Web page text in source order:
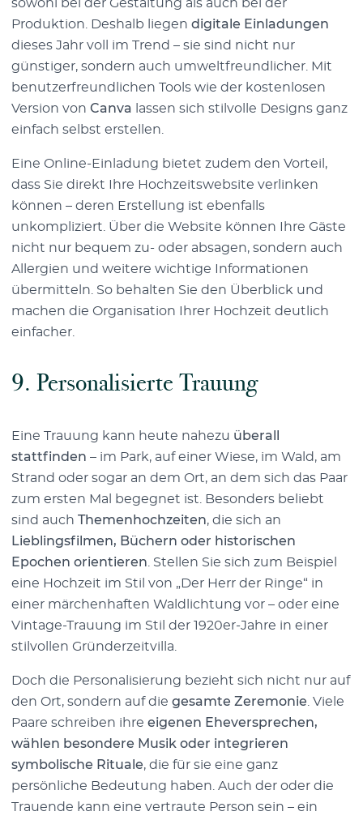
sowohl bei der Gestaltung als auch bei der
Produktion. Deshalb liegen digitale Einladungen
dieses Jahr voll im Trend – sie sind nicht nur
günstiger, sondern auch umweltfreundlicher. Mit
benutzerfreundlichen Tools wie der kostenlosen
Version von Canva lassen sich stilvolle Designs ganz
einfach selbst erstellen.
Eine Online-Einladung bietet zudem den Vorteil,
dass Sie direkt Ihre Hochzeitswebsite verlinken
können – deren Erstellung ist ebenfalls
unkompliziert. Über die Website können Ihre Gäste
nicht nur bequem zu- oder absagen, sondern auch
Allergien und weitere wichtige Informationen
übermitteln. So behalten Sie den Überblick und
machen die Organisation Ihrer Hochzeit deutlich
einfacher.
9. Personalisierte Trauung
Eine Trauung kann heute nahezu überall
stattfinden – im Park, auf einer Wiese, im Wald, am
Strand oder sogar an dem Ort, an dem sich das Paar
zum ersten Mal begegnet ist. Besonders beliebt
sind auch Themenhochzeiten, die sich an
Lieblingsfilmen, Büchern oder historischen
Epochen orientieren . Stellen Sie sich zum Beispiel
eine Hochzeit im Stil von „Der Herr der Ringe“ in
einer märchenhaften Waldlichtung vor – oder eine
Vintage-Trauung im Stil der 1920er-Jahre in einer
stilvollen Gründerzeitvilla.
Doch die Personalisierung bezieht sich nicht nur auf
den Ort, sondern auf die gesamte Zeremonie . Viele
Paare schreiben ihre eigenen Eheversprechen,
wählen besondere Musik oder integrieren
symbolische Rituale, die für sie eine ganz
persönliche Bedeutung haben. Auch der oder die
Trauende kann eine vertraute Person sein – ein